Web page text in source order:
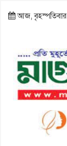
আজ, বৃহস্পতিবার